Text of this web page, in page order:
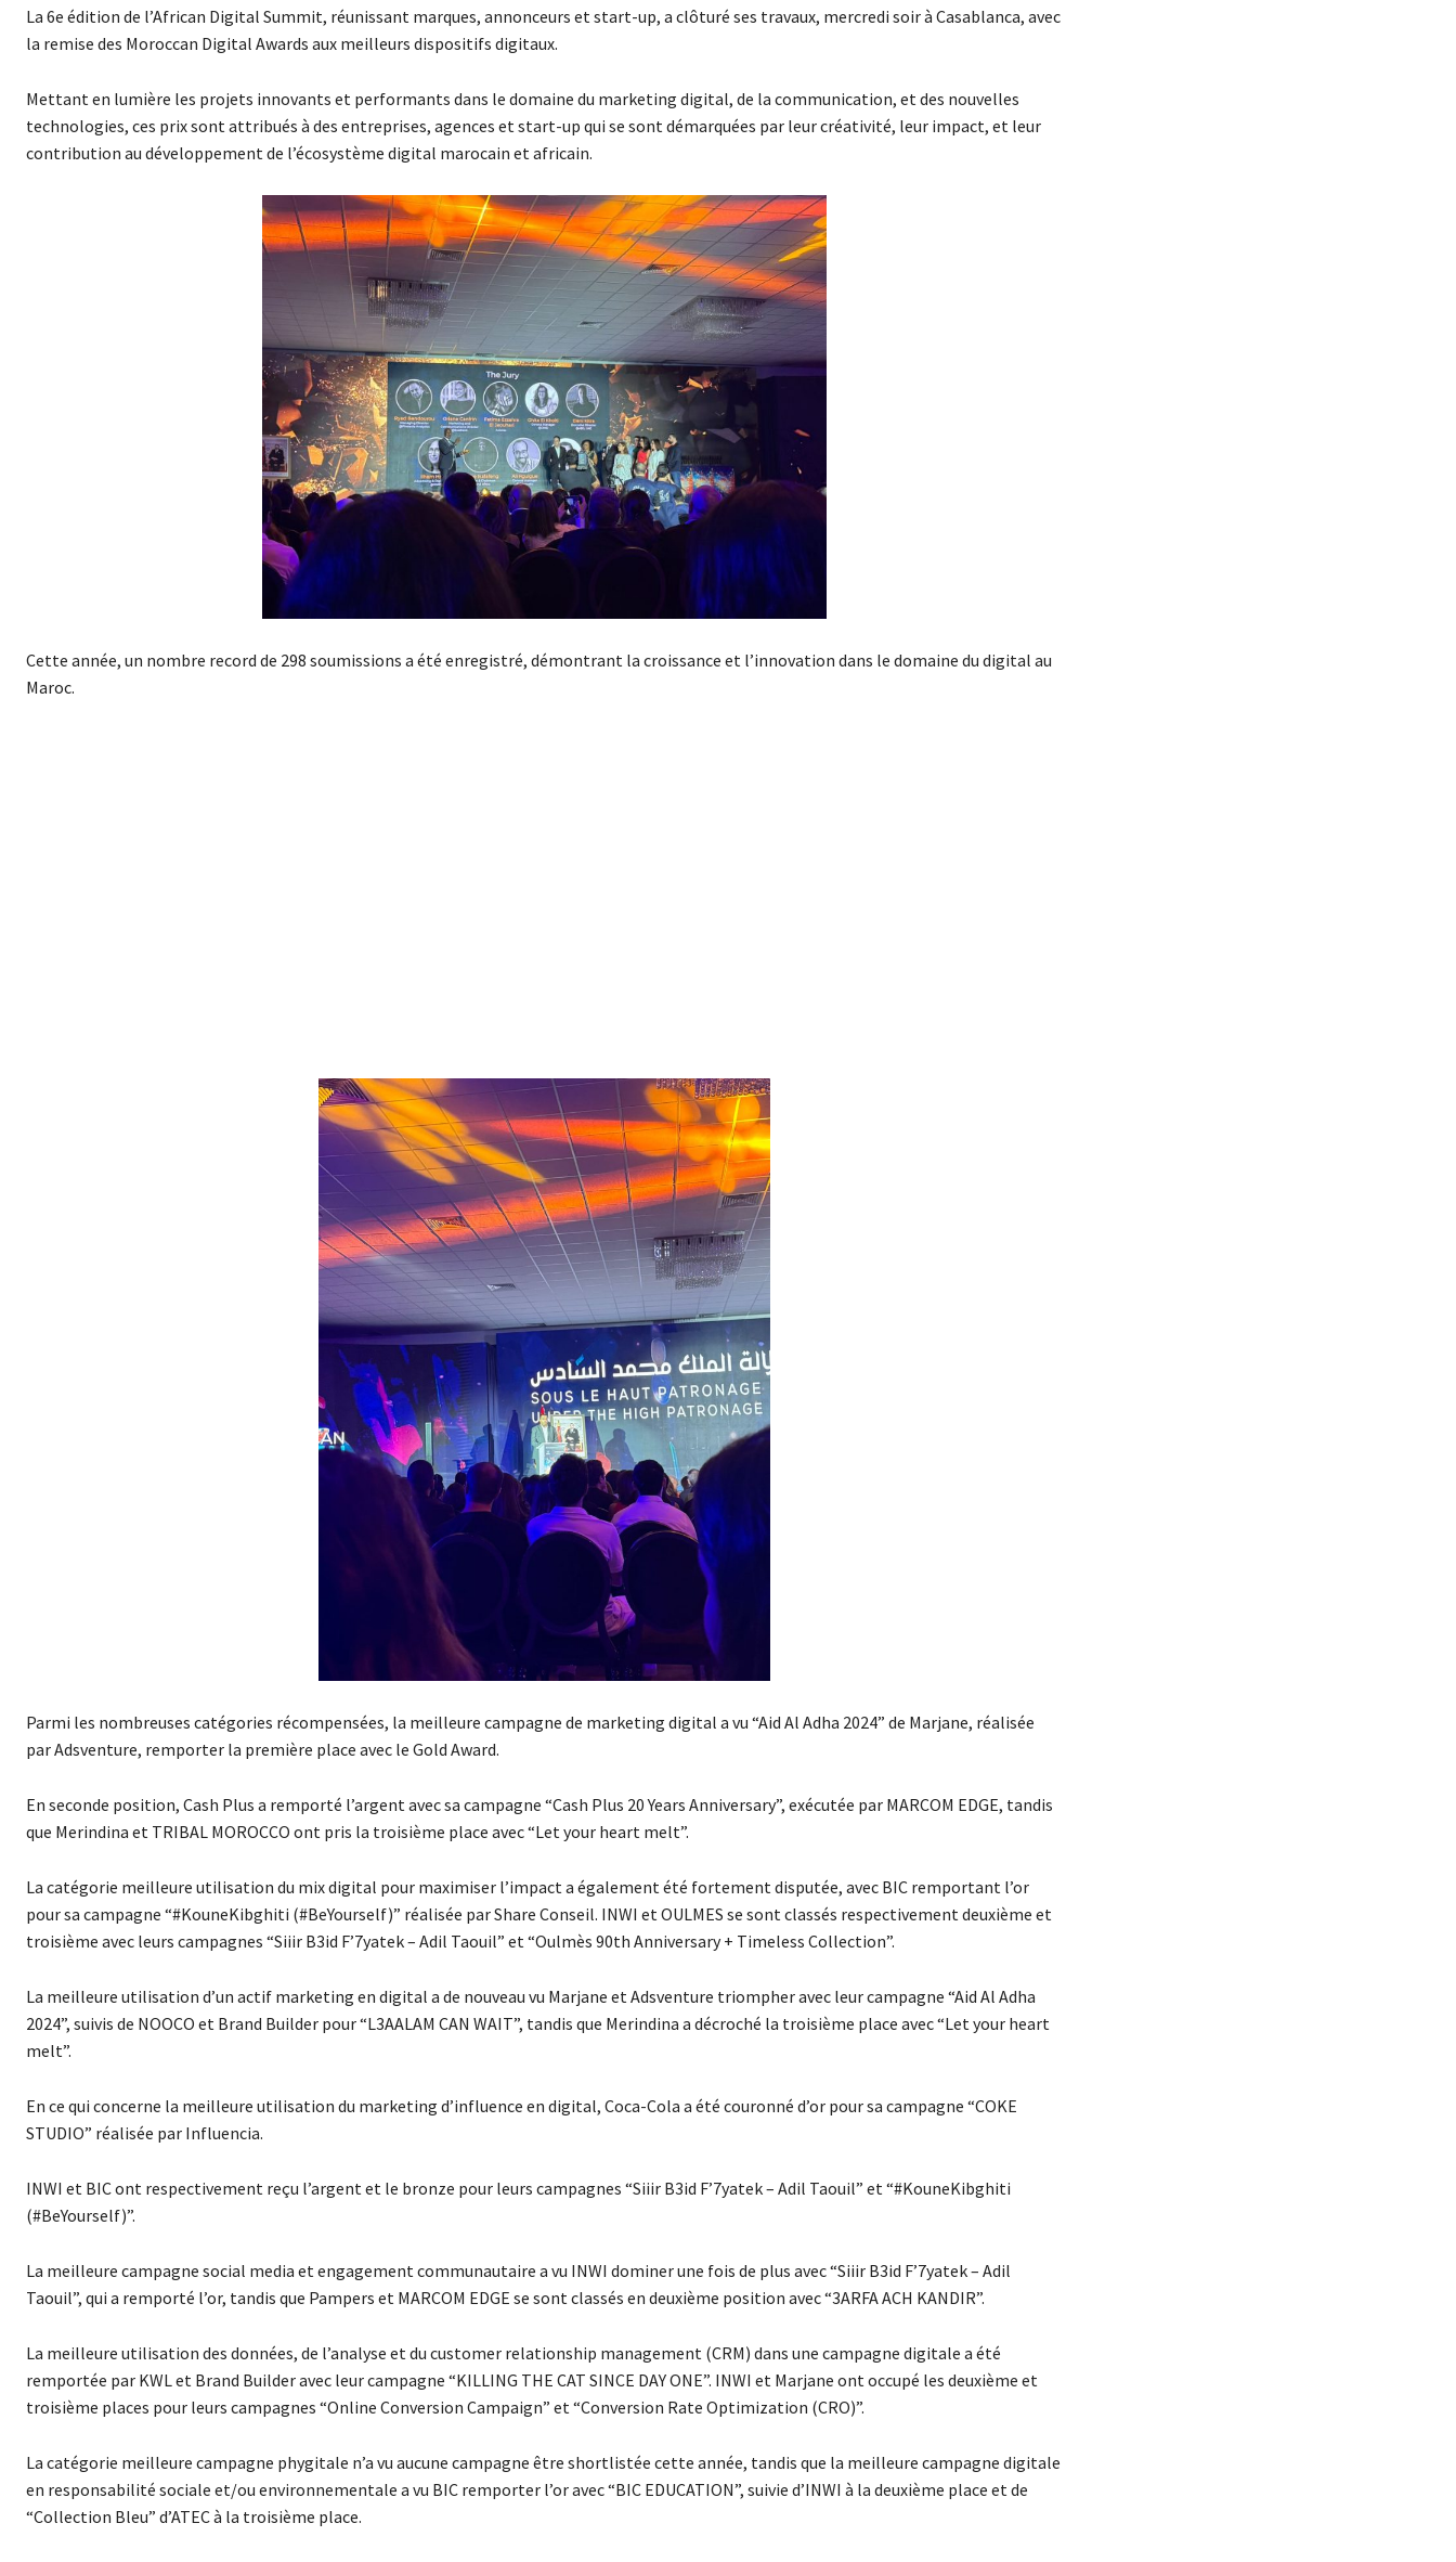
La 6e édition de l’African Digital Summit, réunissant marques, annonceurs et start-up, a clôturé ses travaux, mercredi soir à Casablanca, avec
la remise des Moroccan Digital Awards aux meilleurs dispositifs digitaux.
Mettant en lumière les projets innovants et performants dans le domaine du marketing digital, de la communication, et des nouvelles
technologies, ces prix sont attribués à des entreprises, agences et start-up qui se sont démarquées par leur créativité, leur impact, et leur
contribution au développement de l’écosystème digital marocain et africain.
Cette année, un nombre record de 298 soumissions a été enregistré, démontrant la croissance et l’innovation dans le domaine du digital au
Maroc.
Parmi les nombreuses catégories récompensées, la meilleure campagne de marketing digital a vu “Aid Al Adha 2024” de Marjane, réalisée
par Adsventure, remporter la première place avec le Gold Award.
En seconde position, Cash Plus a remporté l’argent avec sa campagne “Cash Plus 20 Years Anniversary”, exécutée par MARCOM EDGE, tandis
que Merindina et TRIBAL MOROCCO ont pris la troisième place avec “Let your heart melt”.
La catégorie meilleure utilisation du mix digital pour maximiser l’impact a également été fortement disputée, avec BIC remportant l’or
pour sa campagne “#KouneKibghiti (#BeYourself)” réalisée par Share Conseil. INWI et OULMES se sont classés respectivement deuxième et
troisième avec leurs campagnes “Siiir B3id F’7yatek – Adil Taouil” et “Oulmès 90th Anniversary + Timeless Collection”.
La meilleure utilisation d’un actif marketing en digital a de nouveau vu Marjane et Adsventure triompher avec leur campagne “Aid Al Adha
2024”, suivis de NOOCO et Brand Builder pour “L3AALAM CAN WAIT”, tandis que Merindina a décroché la troisième place avec “Let your heart
melt”.
En ce qui concerne la meilleure utilisation du marketing d’influence en digital, Coca-Cola a été couronné d’or pour sa campagne “COKE
STUDIO” réalisée par Influencia.
INWI et BIC ont respectivement reçu l’argent et le bronze pour leurs campagnes “Siiir B3id F’7yatek – Adil Taouil” et “#KouneKibghiti
(#BeYourself)”.
La meilleure campagne social media et engagement communautaire a vu INWI dominer une fois de plus avec “Siiir B3id F’7yatek – Adil
Taouil”, qui a remporté l’or, tandis que Pampers et MARCOM EDGE se sont classés en deuxième position avec “3ARFA ACH KANDIR”.
La meilleure utilisation des données, de l’analyse et du customer relationship management (CRM) dans une campagne digitale a été
remportée par KWL et Brand Builder avec leur campagne “KILLING THE CAT SINCE DAY ONE”. INWI et Marjane ont occupé les deuxième et
troisième places pour leurs campagnes “Online Conversion Campaign” et “Conversion Rate Optimization (CRO)”.
La catégorie meilleure campagne phygitale n’a vu aucune campagne être shortlistée cette année, tandis que la meilleure campagne digitale
en responsabilité sociale et/ou environnementale a vu BIC remporter l’or avec “BIC EDUCATION”, suivie d’INWI à la deuxième place et de
“Collection Bleu” d’ATEC à la troisième place.